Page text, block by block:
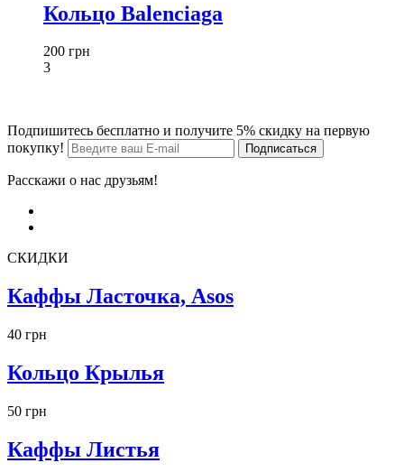
Кольцо Balenciaga
200 грн
3
Подпишитесь бесплатно и получите 5% скидку на первую
покупку!
Расскажи о нас друзьям!
СКИДКИ
Каффы Ласточка, Asos
40 грн
Кольцо Крылья
50 грн
Каффы Листья